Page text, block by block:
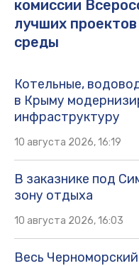
комиссии
лучших
среды
Котельные,
в Крыму
инфраструктуру
10 августа 2026, 16:19
В заказнике под
зону отдыха
10 августа 2026, 16:03
Весь